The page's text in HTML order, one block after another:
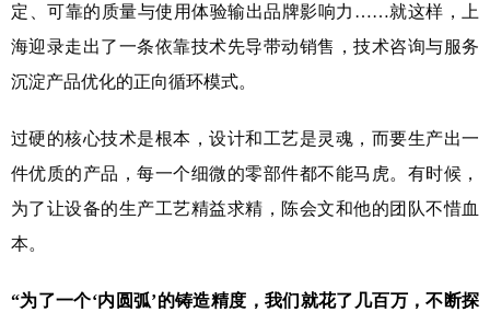
定、可靠的质量与使用体验输出品牌影响力……就这样，上
海迎录走出了一条依靠技术先导带动销售，技术咨询与服务
沉淀产品优化的正向循环模式。
过硬的核心技术是根本，设计和工艺是灵魂，而要生产出一
件优质的产品，每一个细微的零部件都不能马虎。有时候，
为了让设备的生产工艺精益求精，陈会文和他的团队不惜血
本。
“为了一个‘内圆弧’的铸造精度，我们就花了几百万，不断探